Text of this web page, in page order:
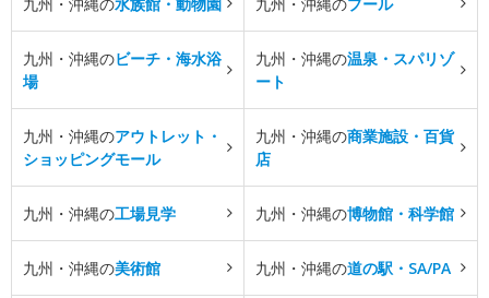
九州・沖縄のビーチ・海水浴
場
九州・沖縄の温泉・スパリゾ
ート
九州・沖縄のアウトレット・
ショッピングモール
九州・沖縄の商業施設・百貨
店
九州・沖縄の工場見学 九州・沖縄の博物館・科学館
九州・沖縄の美術館 九州・沖縄の道の駅・SA/PA